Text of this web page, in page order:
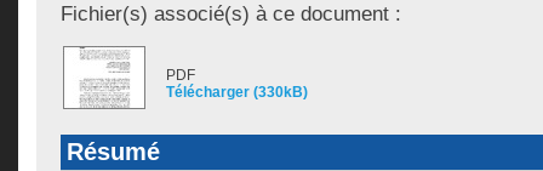
Fichier(s) associé(s) à ce document :
PDF
Télécharger (330kB)
Résumé